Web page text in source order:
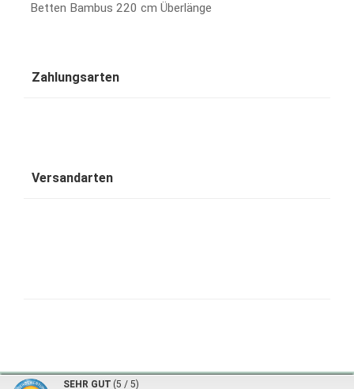
Betten Bambus 220 cm Überlänge
Zahlungsarten
Versandarten
1001 Wohntraum - traumhafte Bambusbetten © 2026 | ©
SEHR GUT (5 / 5)